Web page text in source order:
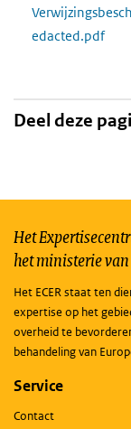
edacted.pdf
Deel deze
Het
het ministerie
Het ECER staat ten
expertise op het
overheid te
behandeling van
Service
Contact